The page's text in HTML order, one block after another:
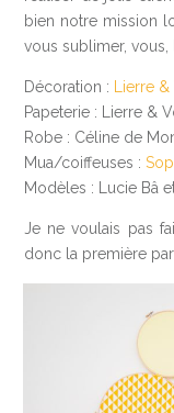
bien notre mission
vous sublimer, vous,
Décoration :
Lierre
Papeterie : Lierre &
Robe : Céline de
Mua/coiffeuses :
Modèles : Lucie Bâ
Je ne voulais pas
donc la première